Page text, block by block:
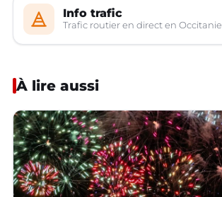
Info trafic
Trafic routier en direct en Occitanie
À lire aussi